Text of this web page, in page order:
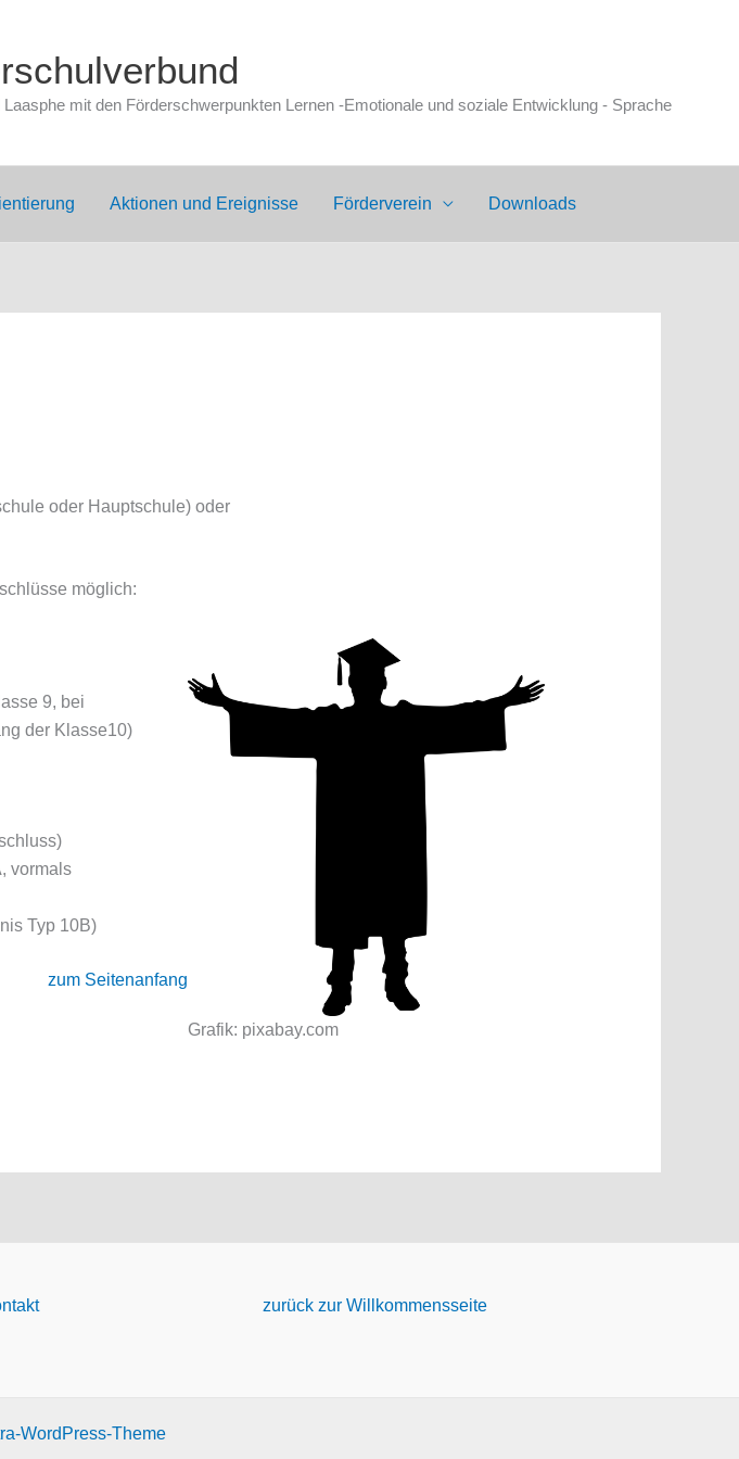
mit den Förderschwerpunkten Lernen -Emotionale und soziale Entwicklung - Sprache
Aktionen und Ereignisse Förderverein Downloads
oder Hauptschule) oder
möglich:
9, bei
der Klasse10)
vormals
Typ 10B)
zum Seitenanfang
Grafik: pixabay.com
zurück zur Willkommensseite
WordPress-Theme